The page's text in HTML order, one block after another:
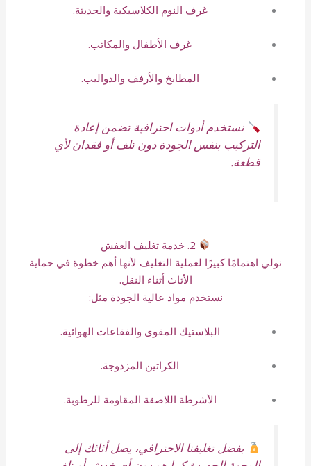
غرف النوم الكلاسيكية والحديثة.
غرف الأطفال والمكاتب.
المطابخ والأرفف والدواليب.
نستخدم أدوات احترافية تضمن إعادة
التركيب بنفس الجودة دون تلف أو فقدان لأي
قطعة.
نولي اهتمامًا كبيرًا لعملية التغليف لأنها أهم خطوة في حماية
الأثاث أثناء النقل.
نستخدم مواد عالية الجودة مثل:
البلاستيك المقوى والفقاعات الهوائية.
الكراتين المزدوجة.
الأشرطة اللاصقة المقاومة للرطوبة.
بفضل تغليفنا الاحترافي، يصل أثاثك إلى